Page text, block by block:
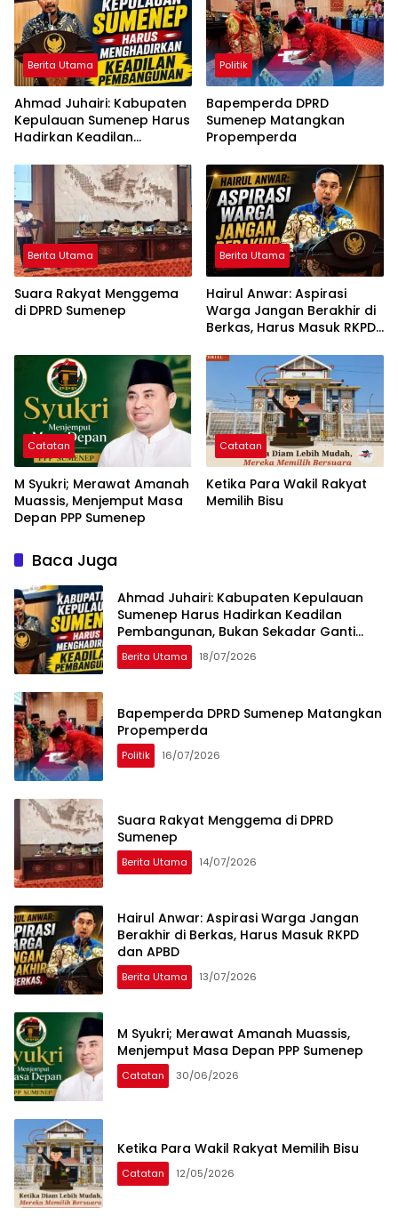
Berita Utama
Ahmad Juhairi: Kabupaten
Kepulauan Sumenep Harus
Hadirkan Keadilan
Sekadar Ganti Nama
Politik
Bapemperda DPRD
Sumenep Matangkan
Propemperda
Berita Utama
Suara Rakyat Menggema
di DPRD Sumenep
Berita Utama
Hairul Anwar: Aspirasi
Warga Jangan Berakhir di
Berkas, Harus Masuk RKPD
Catatan
M Syukri; Merawat Amanah
Muassis, Menjemput Masa
Depan PPP Sumenep
Catatan
Ketika Para Wakil Rakyat
Memilih Bisu
Baca Juga
Ahmad Juhairi: Kabupaten Kepulauan
Sumenep Harus Hadirkan Keadilan
Pembangunan, Bukan Sekadar Ganti
Nama
Berita Utama 18/07/2026
Bapemperda DPRD Sumenep Matangkan
Propemperda
Politik 16/07/2026
Suara Rakyat Menggema di DPRD
Sumenep
Berita Utama 14/07/2026
Hairul Anwar: Aspirasi Warga Jangan
Berakhir di Berkas, Harus Masuk RKPD
dan APBD
Berita Utama 13/07/2026
M Syukri; Merawat Amanah Muassis,
Menjemput Masa Depan PPP Sumenep
Catatan 30/06/2026
Ketika Para Wakil Rakyat Memilih Bisu
Catatan 12/05/2026